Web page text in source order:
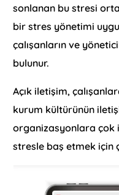
sonlanan bu stresi
bir stres yönetimi
çalışanların ve
bulunur.
Açık iletişim,
kurum kültürünün
organizasyonlara çok
stresle baş etmek için